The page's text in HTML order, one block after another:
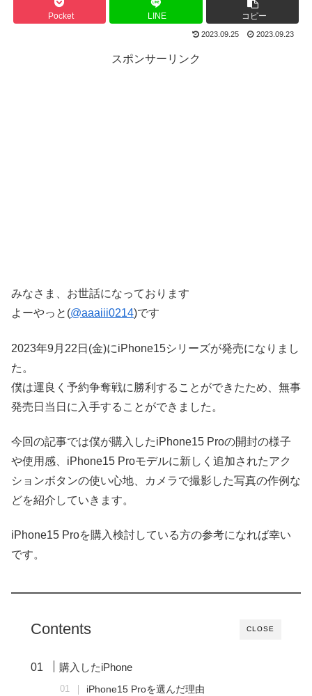
Pocket LINE コピー
2023.09.25 2023.09.23
スポンサーリンク
みなさま、お世話になっております
よーやっと(@aaaiii0214)です
2023年9月22日(金)にiPhone15シリーズが発売になりまし
た。
僕は運良く予約争奪戦に勝利することができたため、無事
発売日当日に入手することができました。
今回の記事では僕が購入したiPhone15 Proの開封の様子
や使用感、iPhone15 Proモデルに新しく追加されたアク
ションボタンの使い心地、カメラで撮影した写真の作例な
どを紹介していきます。
iPhone15 Proを購入検討している方の参考になれば幸い
です。
CLOSE
Contents
購入したiPhone
iPhone15 Proを選んだ理由